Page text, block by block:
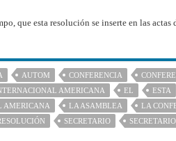
que esta resolución se inserte en las actas
AUTOM CONFERENCIA
AMERICANA
EL ESTA
AMERICANA
LA ASAMBLEA LA
SECRETARIO